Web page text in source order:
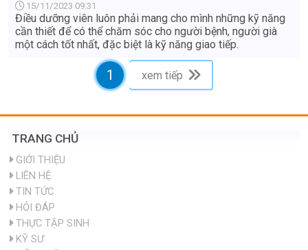
15/11/2023 09:31
Điều dưỡng viên luôn phải mang cho mình những kỹ năng
cần thiết để có thể chăm sóc cho người bệnh, người già
một cách tốt nhất, đặc biệt là kỹ năng giao tiếp.
1 xem tiếp
TRANG CHỦ
GIỚI THIỆU
LIÊN HỆ
TIN TỨC
HỎI ĐÁP
THỰC TẬP SINH
KỸ SƯ